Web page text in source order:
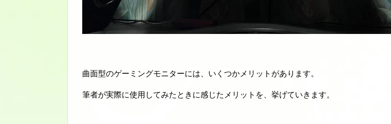
曲面型のゲーミングモニターには、いくつかメリットがあります。
筆者が実際に使用してみたときに感じたメリットを、挙げていきます。